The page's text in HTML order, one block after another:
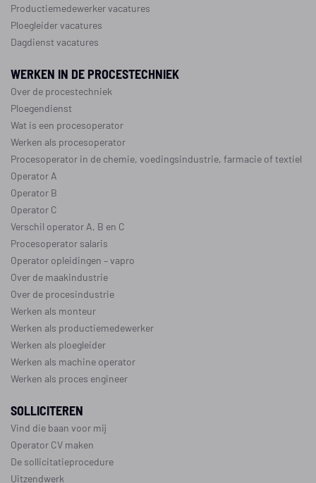
Productiemedewerker vacatures
Ploegleider vacatures
Dagdienst vacatures
WERKEN IN DE PROCESTECHNIEK
Over de procestechniek
Ploegendienst
Wat is een procesoperator
Werken als procesoperator
Procesoperator in de chemie voedingsindustrie farmacie oftextiel
Operator A
Operator B
Operator C
Verschil operator A, B en C
Procesoperator salaris
Operator opleidingen –vapro
Over de maakindustrie
Over de procesindustrie
Werken als monteur
Werken als productiemedewerker
Werken als ploegleider
Werken als machine operator
Werken als proces engineer
SOLLICITEREN
Vind die baan voor mij
Operator CV maken
De sollicitatieprocedure
Uitzendwerk